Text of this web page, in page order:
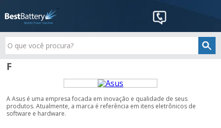
F
A Asus é uma empresa focada em inovação e qualidade de seus
produtos. Atualmente, a marca é referência em itens eletrônicos de
software e hardware.